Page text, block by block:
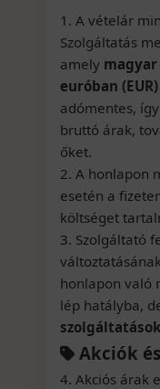
1. A vételár
Szolgáltatás
amely
euróban (EUR)
adómentes,
bruttó árak,
őket.
2. A honlapon
esetén a
költséget
3. Szolgáltató
honlapon való
lép hatályba,
Akciók
4. Akciós árak